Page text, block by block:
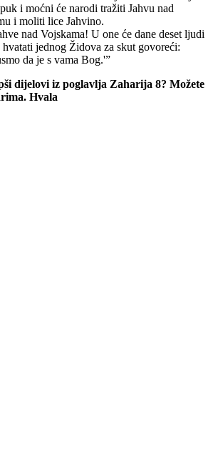
i moćni će narodi tražiti Jahvu nad
i moliti lice Jahvino.
nad Vojskama! U one će dane deset ljudi
jednog Židova za skut govoreći:
da je s vama Bog.'”
dijelovi iz poglavlja Zaharija 8? Možete
Hvala